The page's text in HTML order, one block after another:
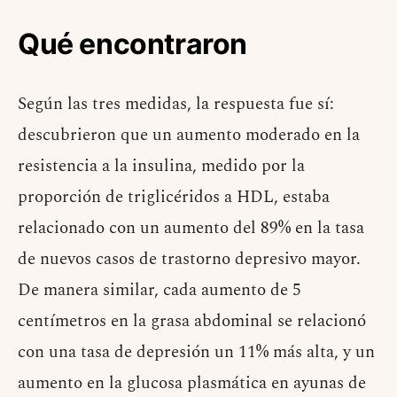
Qué encontraron
Según las tres medidas, la respuesta fue sí:
descubrieron que un aumento moderado en la
resistencia a la insulina, medido por la
proporción de triglicéridos a HDL, estaba
relacionado con un aumento del 89% en la tasa
de nuevos casos de trastorno depresivo mayor.
De manera similar, cada aumento de 5
centímetros en la grasa abdominal se relacionó
con una tasa de depresión un 11% más alta, y un
aumento en la glucosa plasmática en ayunas de